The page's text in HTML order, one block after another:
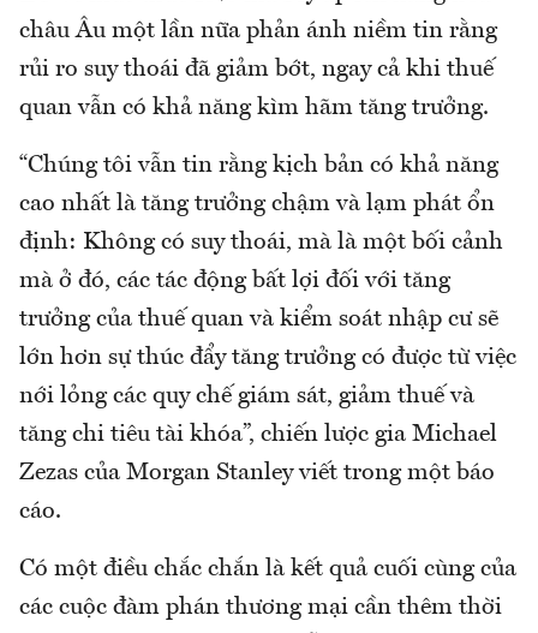
châu Âu một lần nữa phản ánh niềm tin rằng
rủi ro suy thoái đã giảm bớt, ngay cả khi thuế
quan vẫn có khả năng kìm hãm tăng trưởng.
“Chúng tôi vẫn tin rằng kịch bản có khả năng
cao nhất là tăng trưởng chậm và lạm phát ổn
định: Không có suy thoái, mà là một bối cảnh
mà ở đó, các tác động bất lợi đối với tăng
trưởng của thuế quan và kiểm soát nhập cư sẽ
lớn hơn sự thúc đẩy tăng trưởng có được từ việc
nới lỏng các quy chế giám sát, giảm thuế và
tăng chi tiêu tài khóa”, chiến lược gia Michael
Zezas của Morgan Stanley viết trong một báo
cáo.
Có một điều chắc chắn là kết quả cuối cùng của
các cuộc đàm phán thương mại cần thêm thời